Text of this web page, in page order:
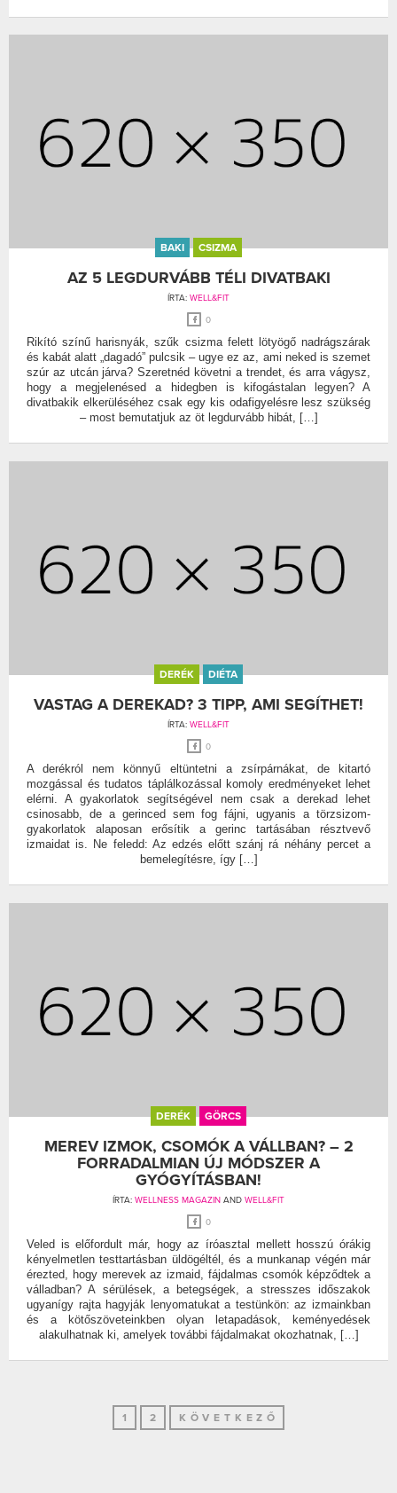
BAKI CSIZMA
AZ 5 LEGDURVÁBB TÉLI DIVATBAKI
ÍRTA: WELL&FIT
0
Rikító színű harisnyák, szűk csizma felett lötyögő nadrágszárak
és kabát alatt „dagadó” pulcsik – ugye ez az, ami neked is szemet
szúr az utcán járva? Szeretnéd követni a trendet, és arra vágysz,
hogy a megjelenésed a hidegben is kifogástalan legyen? A
divatbakik elkerüléséhez csak egy kis odafigyelésre lesz szükség
– most bemutatjuk az öt legdurvább hibát, […]
DERÉK DIÉTA
VASTAG A DEREKAD? 3 TIPP, AMI SEGÍTHET!
ÍRTA: WELL&FIT
0
A derékról nem könnyű eltüntetni a zsírpárnákat, de kitartó
mozgással és tudatos táplálkozással komoly eredményeket lehet
elérni. A gyakorlatok segítségével nem csak a derekad lehet
csinosabb, de a gerinced sem fog fájni, ugyanis a törzsizom-
gyakorlatok alaposan erősítik a gerinc tartásában résztvevő
izmaidat is. Ne feledd: Az edzés előtt szánj rá néhány percet a
bemelegítésre, így […]
DERÉK GÖRCS
MEREV IZMOK, CSOMÓK A VÁLLBAN? – 2
FORRADALMIAN ÚJ MÓDSZER A
GYÓGYÍTÁSBAN!
ÍRTA: WELLNESS MAGAZIN AND WELL&FIT
0
Veled is előfordult már, hogy az íróasztal mellett hosszú órákig
kényelmetlen testtartásban üldögéltél, és a munkanap végén már
érezted, hogy merevek az izmaid, fájdalmas csomók képződtek a
válladban? A sérülések, a betegségek, a stresszes időszakok
ugyanígy rajta hagyják lenyomatukat a testünkön: az izmainkban
és a kötőszöveteinkben olyan letapadások, keményedések
alakulhatnak ki, amelyek további fájdalmakat okozhatnak, […]
1 2 KÖVETKEZŐ